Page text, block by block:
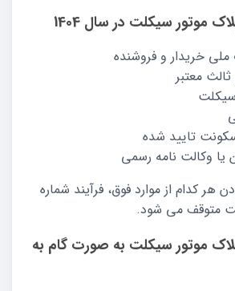
موتور سیکلت در سال 1404
خریدار و فروشنده
معتبر
تایید شده
وکالت نامه رسمی
کدام از موارد فوق، فرآیند شماره
متوقف می شود.
موتور سیکلت به صورت گام به